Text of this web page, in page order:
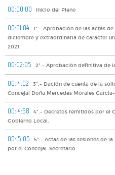
00:00:00 Inicio del Pleno
00:01:04
1º.- Aprobación de las actas
diciembre y extraordinaria de carácter
2021.
00:02:05 2º.- Aprobación definitiva de
00:14:02
3º.- Dación de cuenta de la
Concejal Doña Mercedes Morales
00:14:58
4º.- Decretos remitidos por el
Gobierno Local.
00:15:05
5º.- Actas de las sesiones de
por el Concejal-Secretario.